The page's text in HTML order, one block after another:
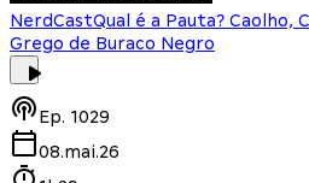
NerdCastQual é a Pauta? Caolho,
Grego de Buraco Negro
Ep. 1029
08.mai.26